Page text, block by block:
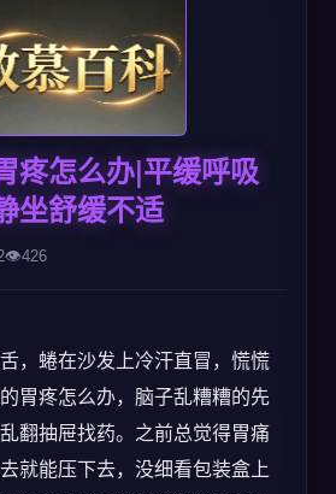
疼怎么办|平缓呼吸
坐舒缓不适
426
，蜷在沙发上冷汗直冒，慌慌
胃疼怎么办，脑子乱糟糟的先
翻抽屉找药。之前总觉得胃痛
就能压下去，没细看包装盒上